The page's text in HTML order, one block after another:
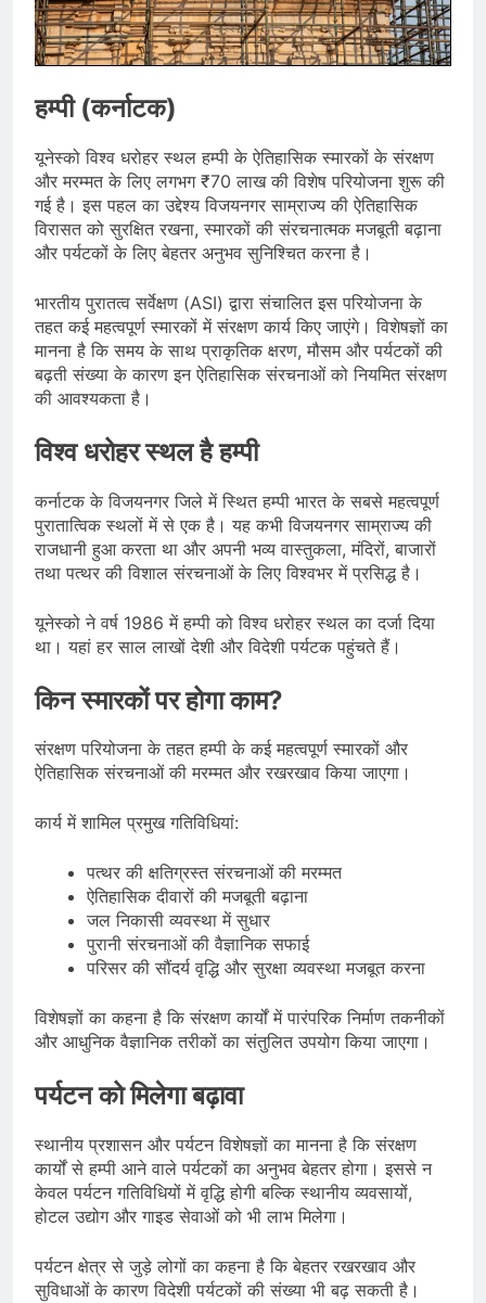
भारत ने 39 पदकों के साथ अभियान चौथे
स्थान पर समाप्त किया
August 8, 2026
स्वतंत्रता दिवस से पहले देशभर में ‘हर घर
तैयारियाँ तेज़
August 7, 2026
IMD ने कई राज्यों में भारी बारिश और बाढ़ की
चेतावनी जारी की, उत्तर भारत और पूर्वोत्तर में
हाई अलर्ट
August 7, 2026
हम्पी (कर्नाटक)
यूनेस्को विश्व धरोहर स्थल हम्पी के ऐतिहासिक स्मारकों के संरक्षण
और मरम्मत के लिए लगभग ₹70 लाख की विशेष परियोजना शुरू की
गई है। इस पहल का उद्देश्य विजयनगर साम्राज्य की ऐतिहासिक
विरासत को सुरक्षित रखना, स्मारकों की संरचनात्मक मजबूती बढ़ाना
और पर्यटकों के लिए बेहतर अनुभव सुनिश्चित करना है।
भारतीय पुरातत्व सर्वेक्षण (ASI) द्वारा संचालित इस परियोजना के
तहत कई महत्वपूर्ण स्मारकों में संरक्षण कार्य किए जाएंगे। विशेषज्ञों का
मानना है कि समय के साथ प्राकृतिक क्षरण, मौसम और पर्यटकों की
बढ़ती संख्या के कारण इन ऐतिहासिक संरचनाओं को नियमित संरक्षण
की आवश्यकता है।
विश्व धरोहर स्थल है हम्पी
कर्नाटक के विजयनगर जिले में स्थित हम्पी भारत के सबसे महत्वपूर्ण
पुरातात्विक स्थलों में से एक है। यह कभी विजयनगर साम्राज्य की
राजधानी हुआ करता था और अपनी भव्य वास्तुकला, मंदिरों, बाजारों
तथा पत्थर की विशाल संरचनाओं के लिए विश्वभर में प्रसिद्ध है।
यूनेस्को ने वर्ष 1986 में हम्पी को विश्व धरोहर स्थल का दर्जा दिया
था। यहां हर साल लाखों देशी और विदेशी पर्यटक पहुंचते हैं।
किन स्मारकों पर होगा काम?
संरक्षण परियोजना के तहत हम्पी के कई महत्वपूर्ण स्मारकों और
ऐतिहासिक संरचनाओं की मरम्मत और रखरखाव किया जाएगा।
कार्य में शामिल प्रमुख गतिविधियां:
पत्थर की क्षतिग्रस्त संरचनाओं की मरम्मत
ऐतिहासिक दीवारों की मजबूती बढ़ाना
जल निकासी व्यवस्था में सुधार
पुरानी संरचनाओं की वैज्ञानिक सफाई
परिसर की सौंदर्य वृद्धि और सुरक्षा व्यवस्था मजबूत करना
विशेषज्ञों का कहना है कि संरक्षण कार्यों में पारंपरिक निर्माण तकनीकों
और आधुनिक वैज्ञानिक तरीकों का संतुलित उपयोग किया जाएगा।
पर्यटन को मिलेगा बढ़ावा
स्थानीय प्रशासन और पर्यटन विशेषज्ञों का मानना है कि संरक्षण
कार्यों से हम्पी आने वाले पर्यटकों का अनुभव बेहतर होगा। इससे न
केवल पर्यटन गतिविधियों में वृद्धि होगी बल्कि स्थानीय व्यवसायों,
होटल उद्योग और गाइड सेवाओं को भी लाभ मिलेगा।
पर्यटन क्षेत्र से जुड़े लोगों का कहना है कि बेहतर रखरखाव और
सुविधाओं के कारण विदेशी पर्यटकों की संख्या भी बढ़ सकती है।